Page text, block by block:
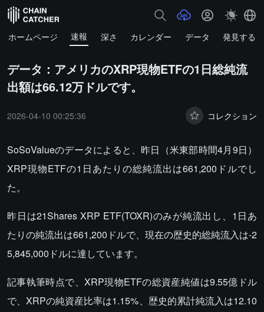
ホームページ 速報 深さ カレンダー データ 発見する
データ：アメリカのXRP現物ETFの1日総純流
出額は66.12万ドルです。
2026-04-10 00:25:36 コレクション
SoSoValueのデータによると、昨日（米東部時間4月9日）
XRP現物ETFの1日あたりの総純流出は661,200ドルでし
た。
昨日は21Shares XRP ETF(TOXR)のみが純流出し、1日あ
たりの純流出は661,200ドルで、現在の歴史的総純流入は-2
5,845,000ドルに達しています。
記事執筆時点で、XRP現物ETFの総資産純値は9.55億ドル
で、XRPの純資産比率は1.15%、歴史的累計純流入は12.10